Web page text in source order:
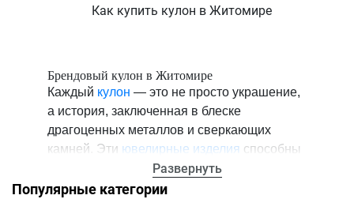
Как купить кулон в Житомире
Брендовый кулон в Житомире
Каждый кулон — это не просто украшение,
а история, заключенная в блеске
драгоценных металлов и сверкающих
камней. Эти ювелирные изделия способны
с легкостью превратить обыденный образ в
нечто удивительное. Каждая деталь в
Развернуть
Популярные категории